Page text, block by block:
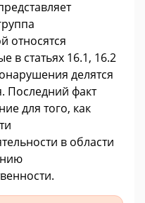
относятся
в статьях 16.1, 16.2
делятся
Последний факт
для того, как
в области